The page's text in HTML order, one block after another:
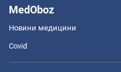
MedOboz
Новини медицини
Covid